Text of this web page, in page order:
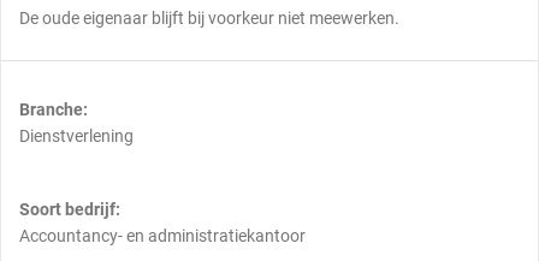
De oude eigenaar blijft bij voorkeur niet meewerken.
Branche:
Dienstverlening
Soort bedrijf:
Accountancy- en administratiekantoor